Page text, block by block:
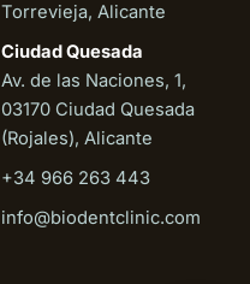
Torrevieja, Alicante
Ciudad Quesada
Av. de las Naciones, 1,
03170 Ciudad Quesada
(Rojales), Alicante
+34 966 263 443
info@biodentclinic.com